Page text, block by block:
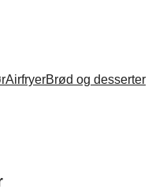
AirfryerBrød og desserter